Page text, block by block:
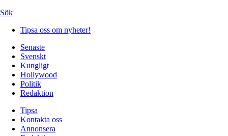
Sök
Tipsa oss om nyheter!
Senaste
Svenskt
Kungligt
Hollywood
Politik
Redaktion
Tipsa
Kontakta oss
Annonsera